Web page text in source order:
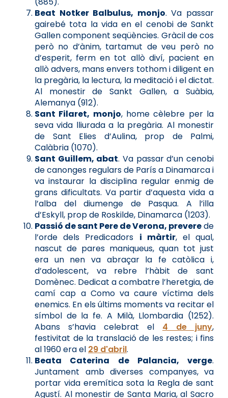
Beat Notker Balbulus, monjo. Va passar
gairebé tota la vida en el cenobi de Sankt
Gallen component seqüències. Gràcil de cos
però no d’ànim, tartamut de veu però no
d’esperit, ferm en tot allò diví, pacient en
allò advers, mans envers tothom i diligent en
la pregària, la lectura, la meditació i el dictat.
Al monestir de Sankt Gallen, a Suàbia,
Alemanya (912).
Sant Filaret, monjo, home cèlebre per la
seva vida lliurada a la pregària. Al monestir
de Sant Elies d’Aulina, prop de Palmi,
Calàbria (1070).
Sant Guillem, abat. Va passar d’un cenobi
de canonges regulars de París a Dinamarca i
va instaurar la disciplina regular enmig de
grans dificultats. Va partir d’aquesta vida a
l’alba del diumenge de Pasqua. A l’illa
d’Eskyll, prop de Roskilde, Dinamarca (1203).
Passió de sant Pere de Verona, preverede
l’orde dels Predicadors i màrtir, el qual,
nascut de pares maniqueus, quan tot just
era un nen va abraçar la fe catòlica i,
d’adolescent, va rebre l’hàbit de sant
Domènec. Dedicat a combatre l’heretgia, de
camí cap a Como va caure víctima dels
enemics. En els últims moments va recitar el
símbol de la fe. A Milà, Llombardia (1252).
Abans s’havia celebrat el 4 de juny,
festivitat de la translació de les restes; i fins
al 1960 era el 29 d'abril.
Beata Caterina de Palancia, verge.
Juntament amb diverses companyes, va
portar vida eremítica sota la Regla de sant
Agustí. Al monestir de Santa Maria, al Sacro